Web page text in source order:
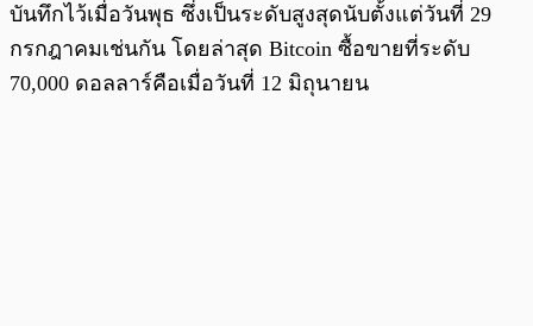
บันทึกไว้เมื่อวันพุธ ซึ่งเป็นระดับสูงสุดนับตั้งแต่วันที่ 29
กรกฎาคมเช่นกัน โดยล่าสุด Bitcoin ซื้อขายที่ระดับ
70,000 ดอลลาร์คือเมื่อวันที่ 12 มิถุนายน